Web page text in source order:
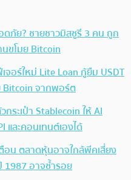
ดภัย? ชายชาวมิสซูรี 3 คน ถูก
ขโมย Bitcoin
จอร์ใหม่ Lite Loan กู้ยืม USDT
Bitcoin จากพอร์ต
ระเป๋า Stablecoin ให้ AI
และคอนเทนต์เองได้
อน ตลาดหุ้นอาจใกล้พีคเสี่ยง
1987 อาจซ้ำรอย